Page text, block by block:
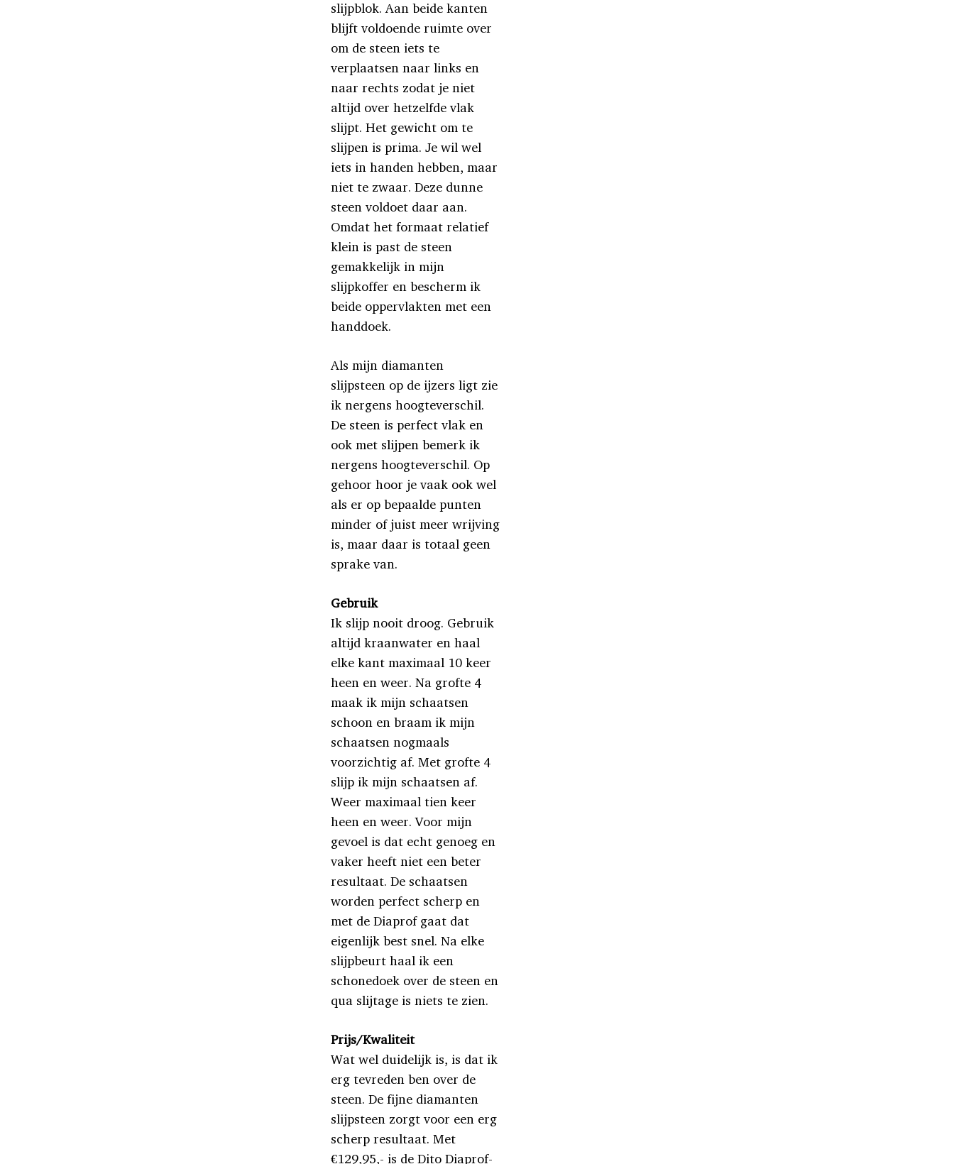
slijpblok. Aan beide kanten
blijft voldoende ruimte over
om de steen iets te
verplaatsen naar links en
naar rechts zodat je niet
altijd over hetzelfde vlak
slijpt. Het gewicht om te
slijpen is prima. Je wil wel
iets in handen hebben, maar
niet te zwaar. Deze dunne
steen voldoet daar aan.
Omdat het formaat relatief
klein is past de steen
gemakkelijk in mijn
slijpkoffer en bescherm ik
beide oppervlakten met een
handdoek.
Als mijn diamanten
slijpsteen op de ijzers ligt zie
ik nergens hoogteverschil.
De steen is perfect vlak en
ook met slijpen bemerk ik
nergens hoogteverschil. Op
gehoor hoor je vaak ook wel
als er op bepaalde punten
minder of juist meer wrijving
is, maar daar is totaal geen
sprake van.
Gebruik
Ik slijp nooit droog. Gebruik
altijd kraanwater en haal
elke kant maximaal 10 keer
heen en weer. Na grofte 4
maak ik mijn schaatsen
schoon en braam ik mijn
schaatsen nogmaals
voorzichtig af. Met grofte 4
slijp ik mijn schaatsen af.
Weer maximaal tien keer
heen en weer. Voor mijn
gevoel is dat echt genoeg en
vaker heeft niet een beter
resultaat. De schaatsen
worden perfect scherp en
met de Diaprof gaat dat
eigenlijk best snel. Na elke
slijpbeurt haal ik een
schonedoek over de steen en
qua slijtage is niets te zien.
Prijs/Kwaliteit
Wat wel duidelijk is, is dat ik
erg tevreden ben over de
steen. De fijne diamanten
slijpsteen zorgt voor een erg
scherp resultaat. Met
€129,95,- is de Dito Diaprof-